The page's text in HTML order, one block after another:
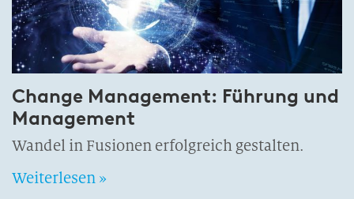
Change Management: Führung und
Management
Wandel in Fusionen erfolgreich gestalten.
Weiterlesen »